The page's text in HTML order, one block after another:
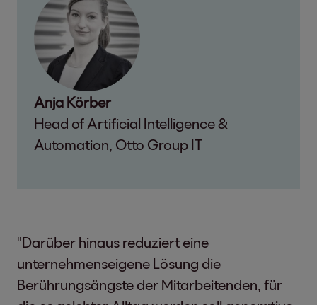
Anja Körber
Head of Artificial Intelligence &
Automation, Otto Group IT
"Darüber hinaus reduziert eine
unternehmenseigene Lösung die
Berührungsängste der Mitarbeitenden, für